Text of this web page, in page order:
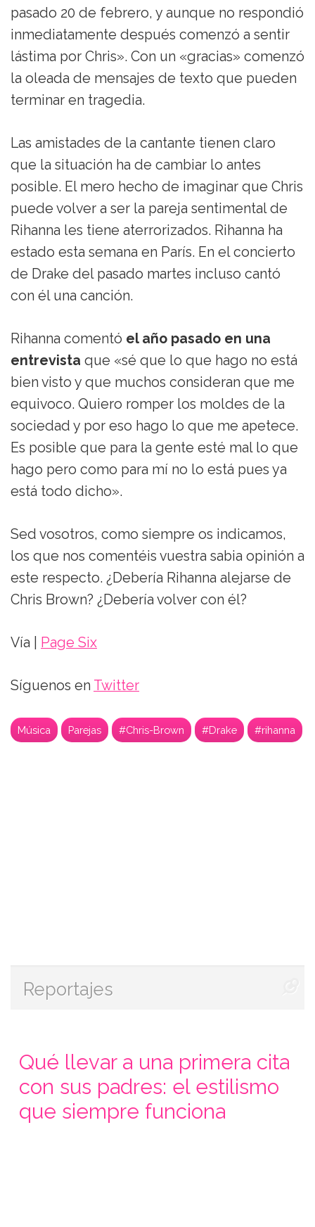
pasado 20 de febrero, y aunque no respondió
inmediatamente después comenzó a sentir
lástima por Chris». Con un «gracias» comenzó
la oleada de mensajes de texto que pueden
terminar en tragedia.
Las amistades de la cantante tienen claro
que la situación ha de cambiar lo antes
posible. El mero hecho de imaginar que Chris
puede volver a ser la pareja sentimental de
Rihanna les tiene aterrorizados. Rihanna ha
estado esta semana en París. En el concierto
de Drake del pasado martes incluso cantó
con él una canción.
Rihanna comentó el año pasado en una
entrevista que «sé que lo que hago no está
bien visto y que muchos consideran que me
equivoco. Quiero romper los moldes de la
sociedad y por eso hago lo que me apetece.
Es posible que para la gente esté mal lo que
hago pero como para mí no lo está pues ya
está todo dicho».
Sed vosotros, como siempre os indicamos,
los que nos comentéis vuestra sabia opinión a
este respecto. ¿Debería Rihanna alejarse de
Chris Brown? ¿Debería volver con él?
Vía | Page Six
Síguenos en Twitter
Música Parejas #Chris-Brown #Drake #rihanna
Reportajes
Qué llevar a una primera cita
con sus padres: el estilismo
que siempre funciona